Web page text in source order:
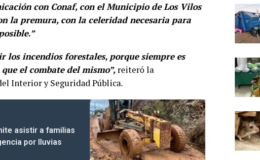
con Conaf, con el Municipio de Los Vilos
la premura, con la celeridad necesaria para
los incendios forestales, porque siempre es
el combate del mismo”, reiteró la
Interior y Seguridad Pública.
asistir a familias
por lluvias